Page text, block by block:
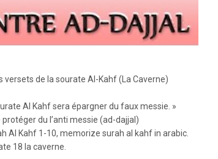
versets de la sourate Al-Kahf (La Caverne)
Al Kahf sera épargner du faux messie. »
du l’anti messie (ad-dajjal)
Al Kahf 1-10, memorize surah al kahf in arabic.
18 la caverne.